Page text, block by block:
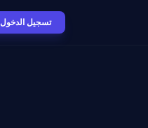
تسجيل الدخول